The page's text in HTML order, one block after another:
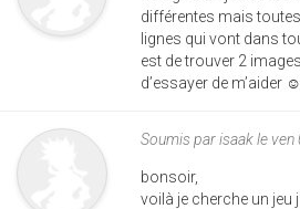
différentes mais
lignes qui vont dans
est de trouver 2
d’essayer de m’aider ☺️
Soumis parisaakle
bonsoir,
voilà je cherche un